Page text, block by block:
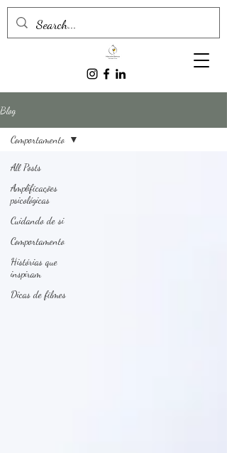
Blog
All Posts
Amplificações
psicológicas
Cuidando de si
Comportamento
Histórias que
inspiram
Dicas de filmes
Comportamento